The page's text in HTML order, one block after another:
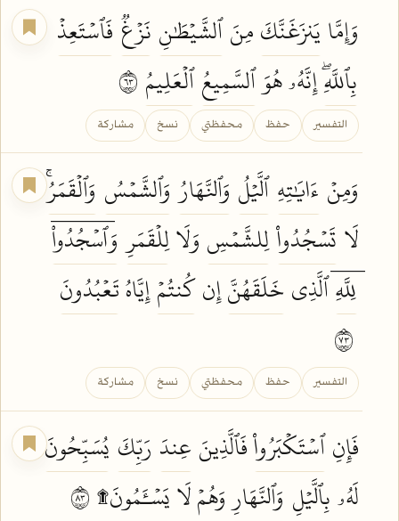
وَإِمَّا يَنزَغَنَّكَمِنَٱلشَّيۡطَٰنِ نَزۡغٞ فَٱسۡتَعِذۡ
بِٱللَّهِۖإِنَّهُۥ هُوَٱلسَّمِيعُٱلۡعَلِيمُ
التفسير حفظ محفظتي نسخ مشاركة
وَمِنۡ ءَايَٰتِهِٱلَّيۡلُ وَٱلنَّهَارُ وَٱلشَّمۡسُ وَٱلۡقَمَرُۚ
لَا تَسۡجُدُواْلِلشَّمۡسِ وَلَالِلۡقَمَرِ وَٱسۡجُدُواْۤ
لِلَّهِۤٱلَّذِيخَلَقَهُنَّإِنكُنتُمۡإِيَّاهُتَعۡبُدُونَ
التفسير حفظ محفظتي نسخ مشاركة
فَإِنِٱسۡتَكۡبَرُواْفَٱلَّذِينَعِندَ رَبِّكَ يُسَبِّحُونَ
لَهُۥبِٱلَّيۡلِ وَٱلنَّهَارِوَهُمۡ لَايَسۡـَٔمُونَ۩